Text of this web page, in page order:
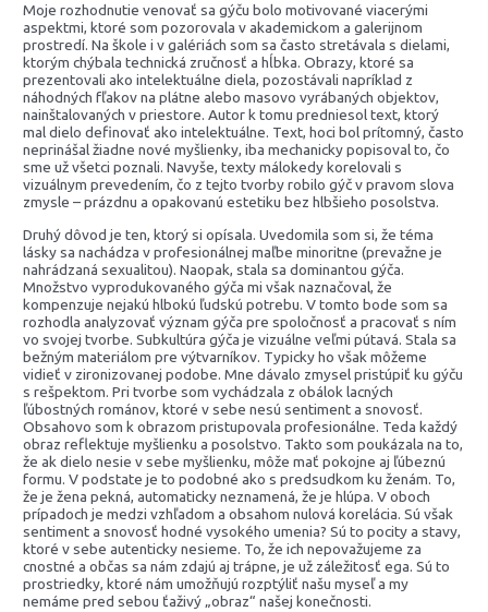
Moje rozhodnutie venovať sa gýču bolo motivované viacerými
aspektmi, ktoré som pozorovala v akademickom a galerijnom
prostredí. Na škole i v galériách som sa často stretávala s dielami,
ktorým chýbala technická zručnosť a hĺbka. Obrazy, ktoré sa
prezentovali ako intelektuálne diela, pozostávali napríklad z
náhodných fľakov na plátne alebo masovo vyrábaných objektov,
nainštalovaných v priestore. Autor k tomu predniesol text, ktorý
mal dielo definovať ako intelektuálne. Text, hoci bol prítomný, často
neprinášal žiadne nové myšlienky, iba mechanicky popisoval to, čo
sme už všetci poznali. Navyše, texty málokedy korelovali s
vizuálnym prevedením, čo z tejto tvorby robilo gýč v pravom slova
zmysle – prázdnu a opakovanú estetiku bez hlbšieho posolstva.
Druhý dôvod je ten, ktorý si opísala. Uvedomila som si, že téma
lásky sa nachádza v profesionálnej maľbe minoritne (prevažne je
nahrádzaná sexualitou). Naopak, stala sa dominantou gýča.
Množstvo vyprodukovaného gýča mi však naznačoval, že
kompenzuje nejakú hlbokú ľudskú potrebu. V tomto bode som sa
rozhodla analyzovať význam gýča pre spoločnosť a pracovať s ním
vo svojej tvorbe. Subkultúra gýča je vizuálne veľmi pútavá. Stala sa
bežným materiálom pre výtvarníkov. Typicky ho však môžeme
vidieť v zironizovanej podobe. Mne dávalo zmysel pristúpiť ku gýču
s rešpektom. Pri tvorbe som vychádzala z obálok lacných
ľúbostných románov, ktoré v sebe nesú sentiment a snovosť.
Obsahovo som k obrazom pristupovala profesionálne. Teda každý
obraz reflektuje myšlienku a posolstvo. Takto som poukázala na to,
že ak dielo nesie v sebe myšlienku, môže mať pokojne aj ľúbeznú
formu. V podstate je to podobné ako s predsudkom ku ženám. To,
že je žena pekná, automaticky neznamená, že je hlúpa. V oboch
prípadoch je medzi vzhľadom a obsahom nulová korelácia. Sú však
sentiment a snovosť hodné vysokého umenia? Sú to pocity a stavy,
ktoré v sebe autenticky nesieme. To, že ich nepovažujeme za
cnostné a občas sa nám zdajú aj trápne, je už záležitosť ega. Sú to
prostriedky, ktoré nám umožňujú rozptýliť našu myseľ a my
nemáme pred sebou ťaživý „obraz“ našej konečnosti.